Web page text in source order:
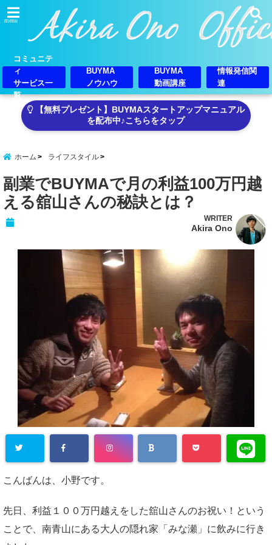
menu
コミュニテ
ィ
サービス一
覧
BUYMA
ノウハウ
BUYMA
動画講座
情報発信関
連
【無料プレゼント】BUYMAスタートアップマニュアル
を配布中♪こちらをタップ
ホーム ライフスタイル
副業でBUYMAで月の利益100万円越
える舘山さんの秘訣とは？
WRITER
Akira Ono
こんばんは、小野です。
先日、利益１００万円越えをした舘山さんのお祝い！という
ことで、南青山にある大人の隠れ家「みな瀬」に飲みに行き